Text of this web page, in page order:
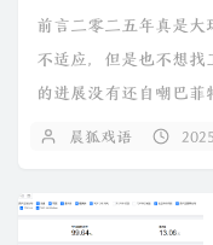
前言二零二五年真是
不适应，但是也不想
的进展没有还自嘲巴
晨狐戏语